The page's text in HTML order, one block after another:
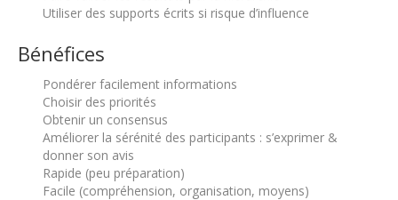
Utiliser des supports écrits si risque d’influence
Bénéfices
Pondérer facilement informations
Choisir des priorités
Obtenir un consensus
Améliorer la sérénité des participants : s’exprimer &
donner son avis
Rapide (peu préparation)
Facile (compréhension, organisation, moyens)